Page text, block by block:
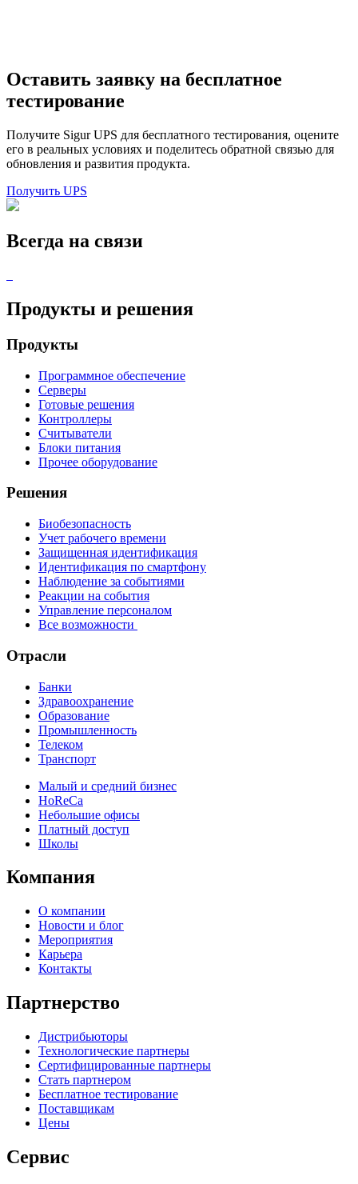
Оставить заявку на бесплатное
тестирование
Получите Sigur UPS для бесплатного тестирования, оцените
его в реальных условиях и поделитесь обратной связью для
обновления и развития продукта.
Получить UPS
Всегда на связи
Продукты и решения
Продукты
Программное обеспечение
Серверы
Готовые решения
Контроллеры
Считыватели
Блоки питания
Прочее оборудование
Решения
Биобезопасность
Учет рабочего времени
Защищенная идентификация
Идентификация по смартфону
Наблюдение за событиями
Реакции на события
Управление персоналом
Все возможности
Отрасли
Банки
Здравоохранение
Образование
Промышленность
Телеком
Транспорт
Малый и средний бизнес
HoReCa
Небольшие офисы
Платный доступ
Школы
Компания
О компании
Новости и блог
Мероприятия
Карьера
Контакты
Партнерство
Дистрибьюторы
Технологические партнеры
Сертифицированные партнеры
Стать партнером
Бесплатное тестирование
Поставщикам
Цены
Сервис